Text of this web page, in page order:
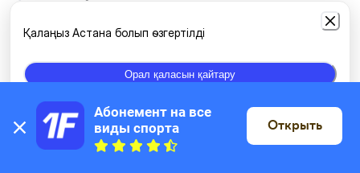
Жаттығу түрлері
Өздігінен жаттығу Йога Стретчинг және Пилатес
Стретчинг Қарқынды фитнес Спорттық билер
Картада
Қалаңыз Астана болып өзгертілді
Орал қаласын қайтару
Абонемент на все
виды спорта
Открыть